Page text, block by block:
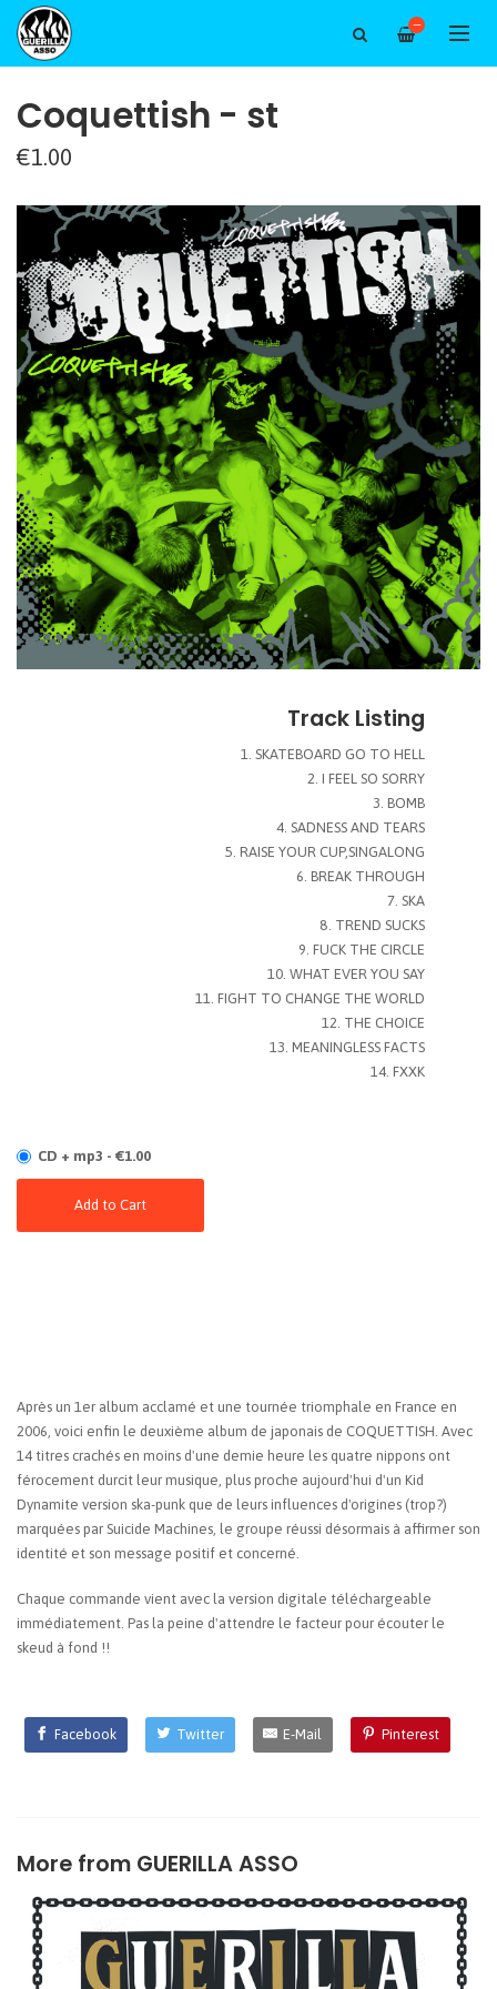
—
Coquettish - st
€1.00
Track Listing
SKATEBOARD GO TO HELL
I FEEL SO SORRY
BOMB
SADNESS AND TEARS
RAISE YOUR CUP,SINGALONG
BREAK THROUGH
SKA
TREND SUCKS
FUCK THE CIRCLE
WHAT EVER YOU SAY
FIGHT TO CHANGE THE WORLD
THE CHOICE
MEANINGLESS FACTS
FXXK
CD + mp3 - €1.00
Add to Cart
Après un 1er album acclamé et une tournée triomphale en France en
2006, voici enfin le deuxième album de japonais de COQUETTISH. Avec
14 titres crachés en moins d'une demie heure les quatre nippons ont
férocement durcit leur musique, plus proche aujourd'hui d'un Kid
Dynamite version ska-punk que de leurs influences d'origines (trop?)
marquées par Suicide Machines, le groupe réussi désormais à affirmer son
identité et son message positif et concerné.
Chaque commande vient avec la version digitale téléchargeable
immédiatement. Pas la peine d'attendre le facteur pour écouter le
skeud à fond !!
Facebook Twitter E-Mail Pinterest
More from GUERILLA ASSO